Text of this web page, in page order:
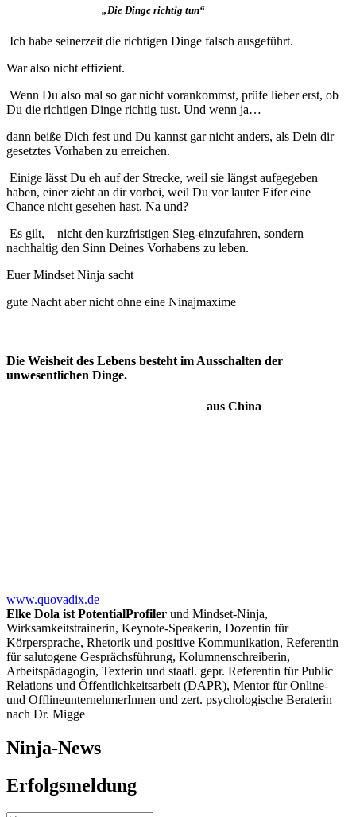
„Die Dinge richtig tun“
Ich habe seinerzeit die richtigen Dinge falsch ausgeführt.
War also nicht effizient.
Wenn Du also mal so gar nicht vorankommst, prüfe lieber erst, ob
Du die richtigen Dinge richtig tust. Und wenn ja…
dann beiße Dich fest und Du kannst gar nicht anders, als Dein dir
gesetztes Vorhaben zu erreichen.
Einige lässt Du eh auf der Strecke, weil sie längst aufgegeben
haben, einer zieht an dir vorbei, weil Du vor lauter Eifer eine
Chance nicht gesehen hast. Na und?
Es gilt, – nicht den kurzfristigen Sieg-einzufahren, sondern
nachhaltig den Sinn Deines Vorhabens zu leben.
Euer Mindset Ninja sacht
gute Nacht aber nicht ohne eine Ninajmaxime
Die Weisheit des Lebens besteht im Ausschalten der
unwesentlichen Dinge.
aus China
www.quovadix.de
Elke Dola ist PotentialProfiler und Mindset-Ninja,
Wirksamkeitstrainerin, Keynote-Speakerin, Dozentin für
Körpersprache, Rhetorik und positive Kommunikation, Referentin
für salutogene Gesprächsführung, Kolumnenschreiberin,
Arbeitspädagogin, Texterin und staatl. gepr. Referentin für Public
Relations und Öffentlichkeitsarbeit (DAPR), Mentor für Online-
und OfflineunternehmerInnen und zert. psychologische Beraterin
nach Dr. Migge
Ninja-News
Erfolgsmeldung